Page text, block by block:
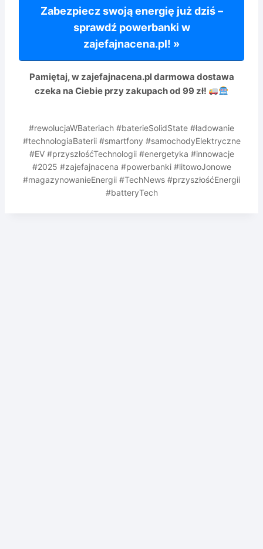
Zabezpiecz swoją energię już dziś –
sprawdź powerbanki w
zajefajnacena.pl! »
Pamiętaj, w zajefajnacena.pldarmowa dostawa
czeka na Ciebie przy zakupach od 99 zł!
#rewolucjaWBateriach #baterieSolidState #ładowanie
#technologiaBaterii #smartfony #samochodyElektryczne
#EV #przyszłośćTechnologii #energetyka #innowacje
#2025 #zajefajnacena #powerbanki #litowoJonowe
#magazynowanieEnergii #TechNews #przyszłośćEnergii
#batteryTech